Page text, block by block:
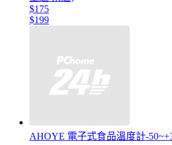
$175
$199
AHOYE 電子式食品溫度計-